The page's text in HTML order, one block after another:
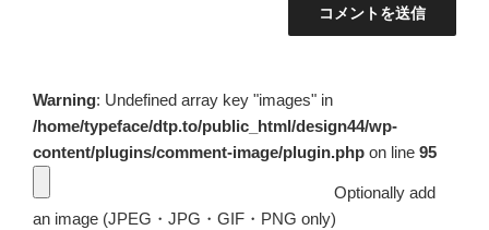
Warning: Undefined array key "images" in
/home/typeface/dtp.to/public_html/design44/wp-
content/plugins/comment-image/plugin.php on line 95
Optionally add
an image (JPEG・JPG・GIF・PNG only)